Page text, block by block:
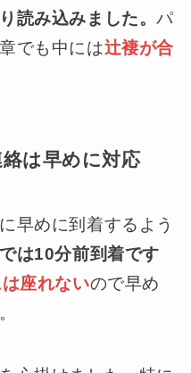
読み込みました。パ
でも中には辻褄が合
は早めに対応
早めに到着するよう
は10分前到着です
座れないので早め